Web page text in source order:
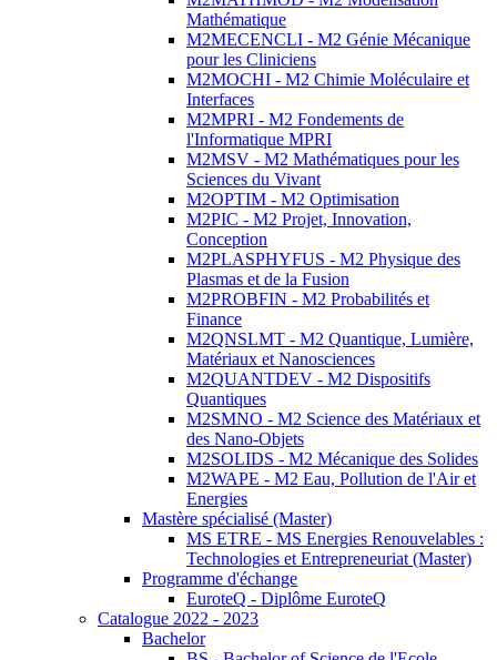
Mathématique
M2MECENCLI - M2 Génie Mécanique
pour les Cliniciens
M2MOCHI - M2 Chimie Moléculaire et
Interfaces
M2MPRI - M2 Fondements de
l'Informatique MPRI
M2MSV - M2 Mathématiques pour les
Sciences du Vivant
M2OPTIM - M2 Optimisation
M2PIC - M2 Projet, Innovation,
Conception
M2PLASPHYFUS - M2 Physique des
Plasmas et de la Fusion
M2PROBFIN - M2 Probabilités et
Finance
M2QNSLMT - M2 Quantique, Lumière,
Matériaux et Nanosciences
M2QUANTDEV - M2 Dispositifs
Quantiques
M2SMNO - M2 Science des Matériaux et
des Nano-Objets
M2SOLIDS - M2 Mécanique des Solides
M2WAPE - M2 Eau, Pollution de l'Air et
Energies
Mastère spécialisé (Master)
MS ETRE - MS Energies Renouvelables :
Technologies et Entrepreneuriat (Master)
Programme d'échange
EuroteQ - Diplôme EuroteQ
Catalogue 2022 - 2023
Bachelor